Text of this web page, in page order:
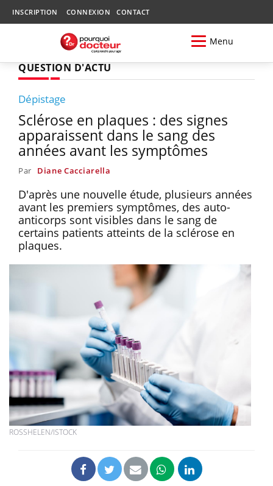
INSCRIPTION CONNEXION CONTACT
Menu
QUESTION D'ACTU
Dépistage
Sclérose en plaques : des signes
apparaissent dans le sang des
années avant les symptômes
Par Diane Cacciarella
D'après une nouvelle étude, plusieurs années
avant les premiers symptômes, des auto-
anticorps sont visibles dans le sang de
certains patients atteints de la sclérose en
plaques.
ROSSHELEN/ISTOCK